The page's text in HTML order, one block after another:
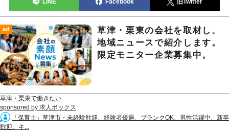
LINE Facebook 旧Twitter
ad
草津・栗東の会社を取材し、
地域ニュースで紹介します。
限定モニター企業募集中。
草津・栗東で働きたい
sponsored by 求人ボックス
「保育士」草津市・未経験歓迎、経験者優遇、ブランクOK、男性活躍中、新卒
歓迎、キ...